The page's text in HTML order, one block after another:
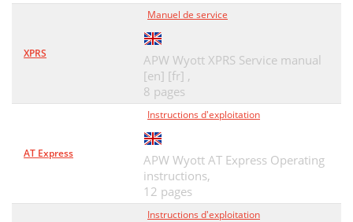
XPRS
Manuel de service
APW Wyott XPRS Service manual
[en] [fr] ,
8 pages
AT Express
Instructions d'exploitation
APW Wyott AT Express Operating
instructions,
12 pages
Instructions d'exploitation